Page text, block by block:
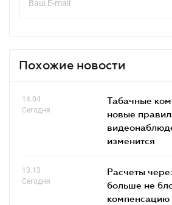
Похожие новости
14.04
Сегодня
Табачные
новые
изменится
13.13
Сегодня
Расчеты
больше не
компенсацию